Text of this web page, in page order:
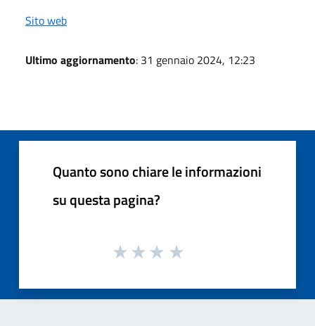
Sito web
Ultimo aggiornamento: 31 gennaio 2024, 12:23
Quanto sono chiare le informazioni
su questa pagina?